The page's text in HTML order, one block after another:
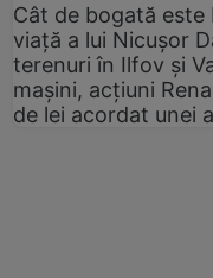
Cât de bogată este
viață a lui Nicușor
terenuri în Ilfov și
mașini, acțiuni
de lei acordat unei